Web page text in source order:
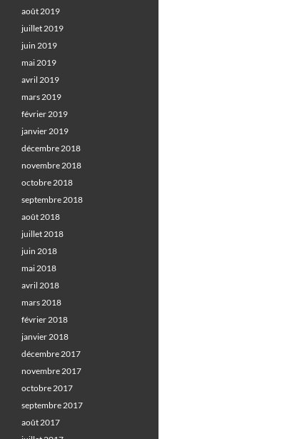
août 2019
juillet 2019
juin 2019
mai 2019
avril 2019
mars 2019
février 2019
janvier 2019
décembre 2018
novembre 2018
octobre 2018
septembre 2018
août 2018
juillet 2018
juin 2018
mai 2018
avril 2018
mars 2018
février 2018
janvier 2018
décembre 2017
novembre 2017
octobre 2017
septembre 2017
août 2017